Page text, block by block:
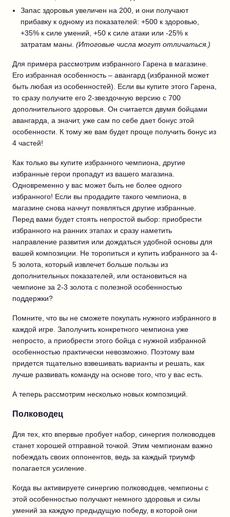
Запас здоровья увеличен на 200, и они получают
прибавку к одному из показателей: +500 к здоровью,
+35% к силе умений, +50 к силе атаки или -25% к
затратам маны. (Итоговые числа могут отличаться.)
Для примера рассмотрим избранного Гарена в магазине.
Его избранная особенность – авангард (избранной может
быть любая из особенностей). Если вы купите этого Гарена,
то сразу получите его 2-звездочную версию с 700
дополнительного здоровья. Он считается двумя бойцами
авангарда, а значит, уже сам по себе дает бонус этой
особенности. К тому же вам будет проще получить бонус из
4 частей!
Как только вы купите избранного чемпиона, другие
избранные герои пропадут из вашего магазина.
Одновременно у вас может быть не более одного
избранного! Если вы продадите такого чемпиона, в
магазине снова начнут появляться другие избранные.
Перед вами будет стоять непростой выбор: приобрести
избранного на ранних этапах и сразу наметить
направление развития или дождаться удобной основы для
вашей композиции. Не торопиться и купить избранного за 4-
5 золота, который извлечет больше пользы из
дополнительных показателей, или остановиться на
чемпионе за 2-3 золота с полезной особенностью
поддержки?
Помните, что вы не сможете покупать нужного избранного в
каждой игре. Заполучить конкретного чемпиона уже
непросто, а приобрести этого бойца с нужной избранной
особенностью практически невозможно. Поэтому вам
придется тщательно взвешивать варианты и решать, как
лучше развивать команду на основе того, что у вас есть.
А теперь рассмотрим несколько новых композиций.
Полководец
Для тех, кто впервые пробует набор, синергия полководцев
станет хорошей отправной точкой. Этим чемпионам важно
побеждать своих оппонентов, ведь за каждый триумф
полагается усиление.
Когда вы активируете синергию полководцев, чемпионы с
этой особенностью получают немного здоровья и силы
умений за каждую предыдущую победу, в которой они